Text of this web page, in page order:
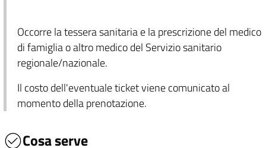
Occorre la tessera sanitaria e la prescrizione del medico
di famiglia o altro medico del Servizio sanitario
regionale/nazionale.
Il costo dell'eventuale ticket viene comunicato al
momento della prenotazione.
Cosa serve